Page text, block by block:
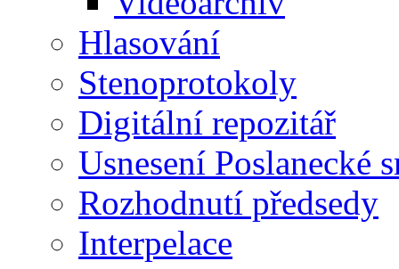
Hlasování
Stenoprotokoly
Digitální repozitář
Usnesení Poslanecké
Rozhodnutí předsedy
Interpelace